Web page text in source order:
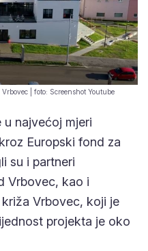
| foto: Screenshot Youtube
najvećoj mjeri
Europski fond za
i partneri Zagrebačka
i Gradsko društvo
prijavio projekt.
oko 17,5 milijuna